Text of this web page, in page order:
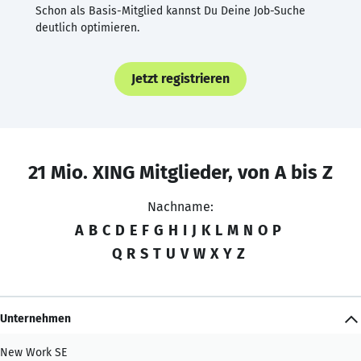
Schon als Basis-Mitglied kannst Du Deine Job-Suche
deutlich optimieren.
Jetzt registrieren
21 Mio. XING Mitglieder, von A bis Z
Nachname:
A B C D E F G H I J K L M N O P
Q R S T U V W X Y Z
Unternehmen
New Work SE